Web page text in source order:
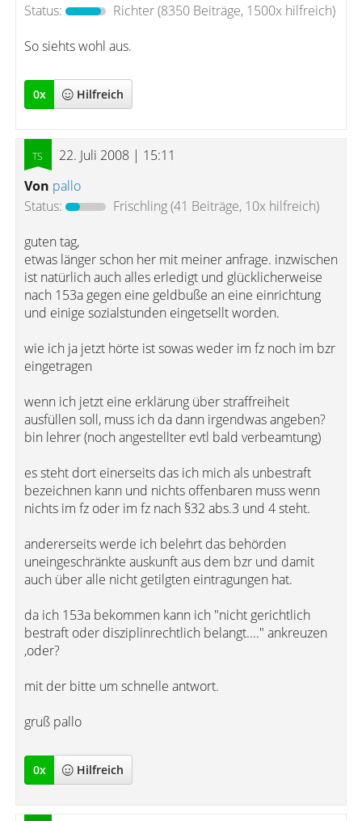
Status:
Richter(8350 Beiträge, 1500x hilfreich)
So siehts wohl aus.
0x Hilfreich
22. Juli 2008 | 15:11
Von pallo
Status:
Frischling(41 Beiträge, 10x hilfreich)
guten tag,
etwas länger schon her mit meiner anfrage. inzwischen
ist natürlich auch alles erledigt und glücklicherweise
nach 153a gegen eine geldbuße an eine einrichtung
und einige sozialstunden eingetsellt worden.
wie ich ja jetzt hörte ist sowas weder im fz noch im bzr
eingetragen
wenn ich jetzt eine erklärung über straffreiheit
ausfüllen soll, muss ich da dann irgendwas angeben?
bin lehrer (noch angestellter evtl bald verbeamtung)
es steht dort einerseits das ich mich als unbestraft
bezeichnen kann und nichts offenbaren muss wenn
nichts im fz oder im fz nach §32 abs.3 und 4 steht.
andererseits werde ich belehrt das behörden
uneingeschränkte auskunft aus dem bzr und damit
auch über alle nicht getilgten eintragungen hat.
da ich 153a bekommen kann ich "nicht gerichtlich
bestraft oder disziplinrechtlich belangt...." ankreuzen
,oder?
mit der bitte um schnelle antwort.
gruß pallo
0x Hilfreich